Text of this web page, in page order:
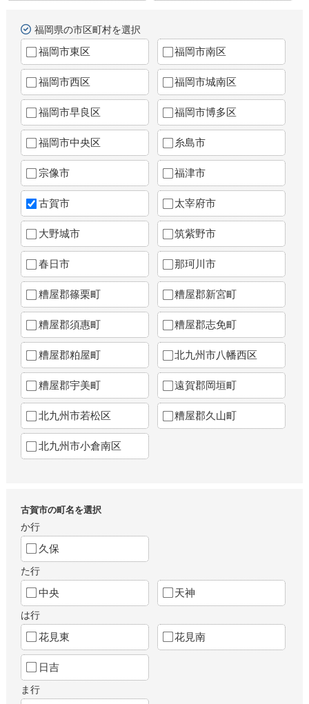
福岡県の市区町村を選択
福岡市東区 福岡市南区
福岡市西区 福岡市城南区
福岡市早良区 福岡市博多区
福岡市中央区 糸島市
宗像市 福津市
古賀市 太宰府市
大野城市 筑紫野市
春日市 那珂川市
糟屋郡篠栗町 糟屋郡新宮町
糟屋郡須惠町 糟屋郡志免町
糟屋郡粕屋町 北九州市八幡西区
糟屋郡宇美町 遠賀郡岡垣町
北九州市若松区 糟屋郡久山町
北九州市小倉南区
古賀市の町名を選択
か行
久保
た行
中央 天神
は行
花見東 花見南
日吉
ま行